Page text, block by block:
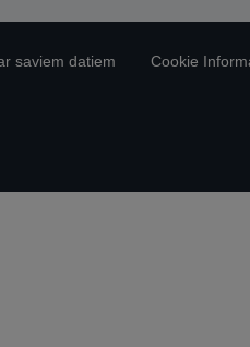
saviem datiem Cookie